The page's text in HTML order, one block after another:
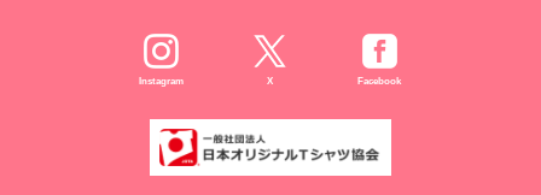
８. Cookie（クッキー）等の利用について
当社のウェブサイトでは、お客様に適したサービスや情報、広告等
を提供する目的のため、Cookie（クッキー）及びそれに類する技
術を利用することがあります。
Instagram X Facebook